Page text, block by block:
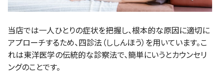
当店では一人ひとりの症状を把握し、根本的な原因に適切に
アプローチするため、四診法（ししんほう）を用いています。こ
れは東洋医学の伝統的な診察法で、簡単にいうとカウンセリ
ングのことです。